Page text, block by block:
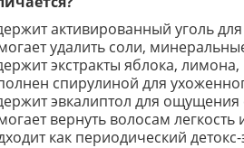
активированный уголь
удалить соли,
экстракты яблока,
спирулиной для
эвкалиптол для ощущения
вернуть волосам легкость
как периодический